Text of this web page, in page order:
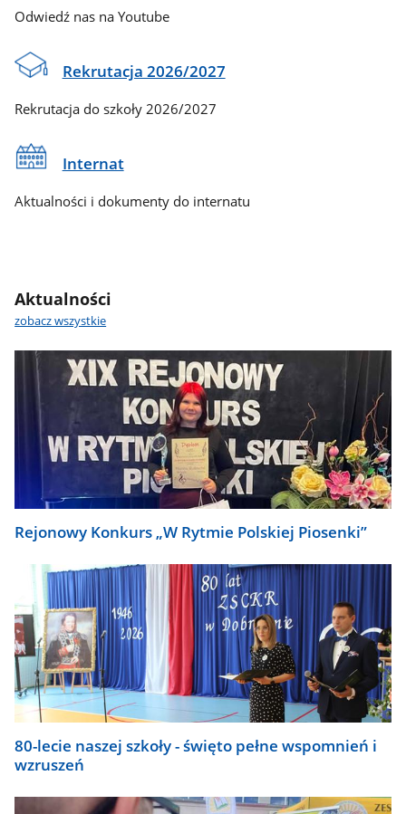
Odwiedź nas na Youtube
Rekrutacja 2026/2027
Rekrutacja do szkoły 2026/2027
Internat
Aktualności i dokumenty do internatu
Aktualności
zobacz wszystkie
Rejonowy Konkurs „W Rytmie Polskiej Piosenki”
80-lecie naszej szkoły - święto pełne wspomnień i
wzruszeń